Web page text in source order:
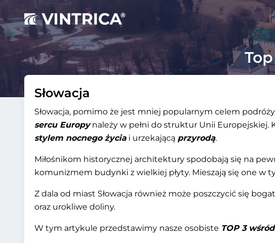
Słowacja
Słowacja, pomimo że jest mniej popularnym celem
sercu Europynależy w pełni do struktur Unii Europejskiej.
stylem nocnego życiai urzekającą przyrodą.
Miłośnikom historycznej architektury spodobają się na
komunizmem budynki z wielkiej płyty. Mieszają się one w
Z dala od miast Słowacja również może poszczycić się
oraz urokliwe doliny.
W tym artykule przedstawimy nasze osobiste TOP 3